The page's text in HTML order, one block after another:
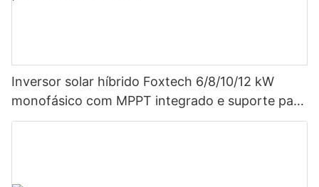
Inversor solar híbrido Foxtech 6/8/10/12 kW
monofásico com MPPT integrado e suporte para
até 9 unidades em paralelo para sistemas